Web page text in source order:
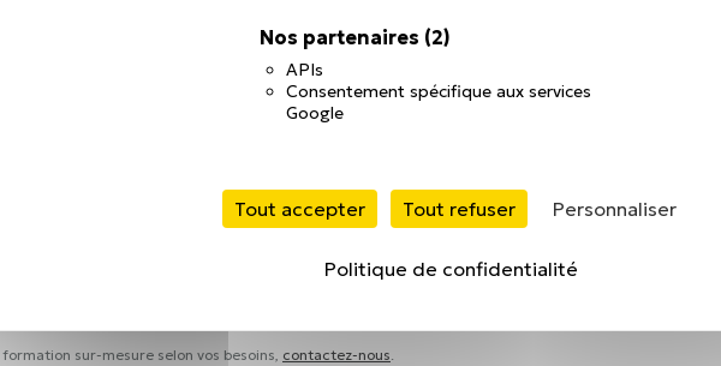
Nos partenaires (2)
APIs
Consentement spécifique aux services
Google
Tout accepter Tout refuser Personnaliser
Politique de confidentialité
de financement »
en immobilisations et en BFR
du projet
résiduelles
des flux (fiscalité, inflation…)
sur-mesure selon vos besoins, contactez-nous.